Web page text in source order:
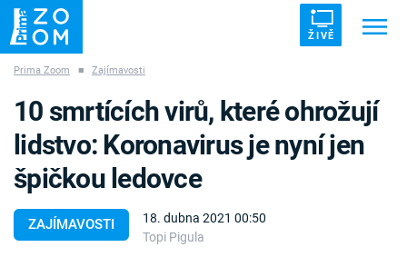
ŽIVĚ
ZÁHADY VETŘELCI DÁVNOVĚKU
Témata
Prima Zoom ■ Zajímavosti
ZAJÍMAVOSTI
18. dubna 2021 00:50
Topi Pigula
10 smrtících virů, které ohrožují
lidstvo: Koronavirus je nyní jen
špičkou ledovce